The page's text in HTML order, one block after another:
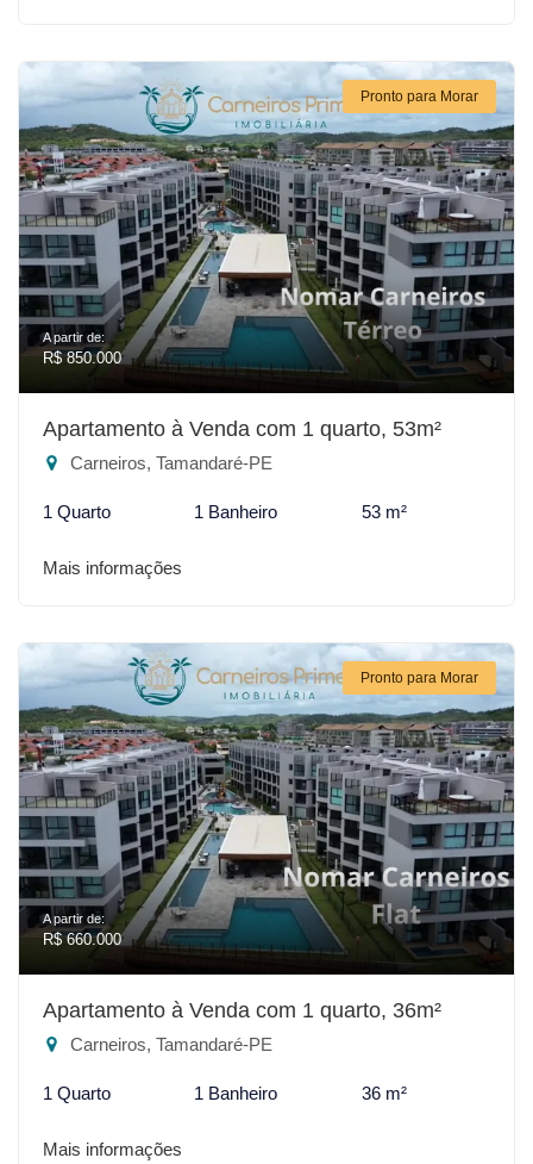
Pronto para Morar
A partir de:
R$ 850.000
Apartamento à Venda com 1 quarto, 53m²
Carneiros, Tamandaré-PE
1 Quarto 1 Banheiro 53 m²
Mais informações
Pronto para Morar
A partir de:
R$ 660.000
Apartamento à Venda com 1 quarto, 36m²
Carneiros, Tamandaré-PE
1 Quarto 1 Banheiro 36 m²
Mais informações